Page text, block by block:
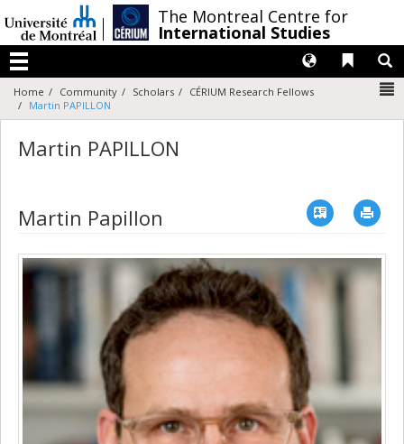
au
contenu
The Montreal Centre for
International Studies
Menu
Liens
Langues
Home Community Scholars
CÉRIUM Research Fellows
Martin PAPILLON
Martin PAPILLON
Martin Papillon Vcard